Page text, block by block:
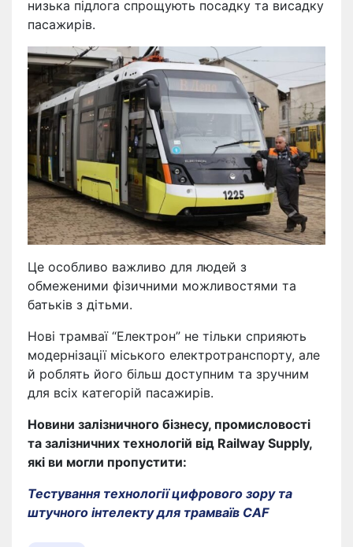
низька підлога спрощують посадку та висадку
пасажирів.
Це особливо важливо для людей з
обмеженими фізичними можливостями та
батьків з дітьми.
Нові трамваї “Електрон” не тільки сприяють
модернізації міського електротранспорту, але
й роблять його більш доступним та зручним
для всіх категорій пасажирів.
Новини залізничного бізнесу, промисловості
та залізничних технологій від Railway Supply,
які ви могли пропустити:
Тестування технології цифрового зору та
штучного інтелекту для трамваїв CAF